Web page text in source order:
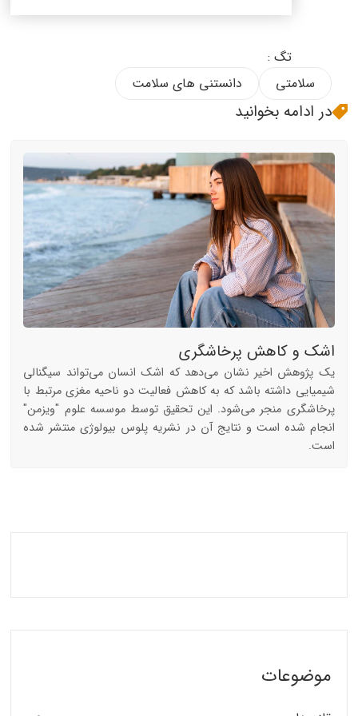
تگ :
سلامتی
دانستنی های سلامت
در ادامه بخوانید
اشک و کاهش پرخاشگری
یک پژوهش اخیر نشان می‌دهد که اشک انسان می‌تواند سیگنالی
شیمیایی داشته باشد که به کاهش فعالیت دو ناحیه مغزی مرتبط با
پرخاشگری منجر می‌شود. این تحقیق توسط موسسه علوم "ویزمن"
انجام شده است و نتایج آن در نشریه پلوس بیولوژی منتشر شده
است.
موضوعات